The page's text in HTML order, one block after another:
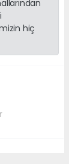
hiç